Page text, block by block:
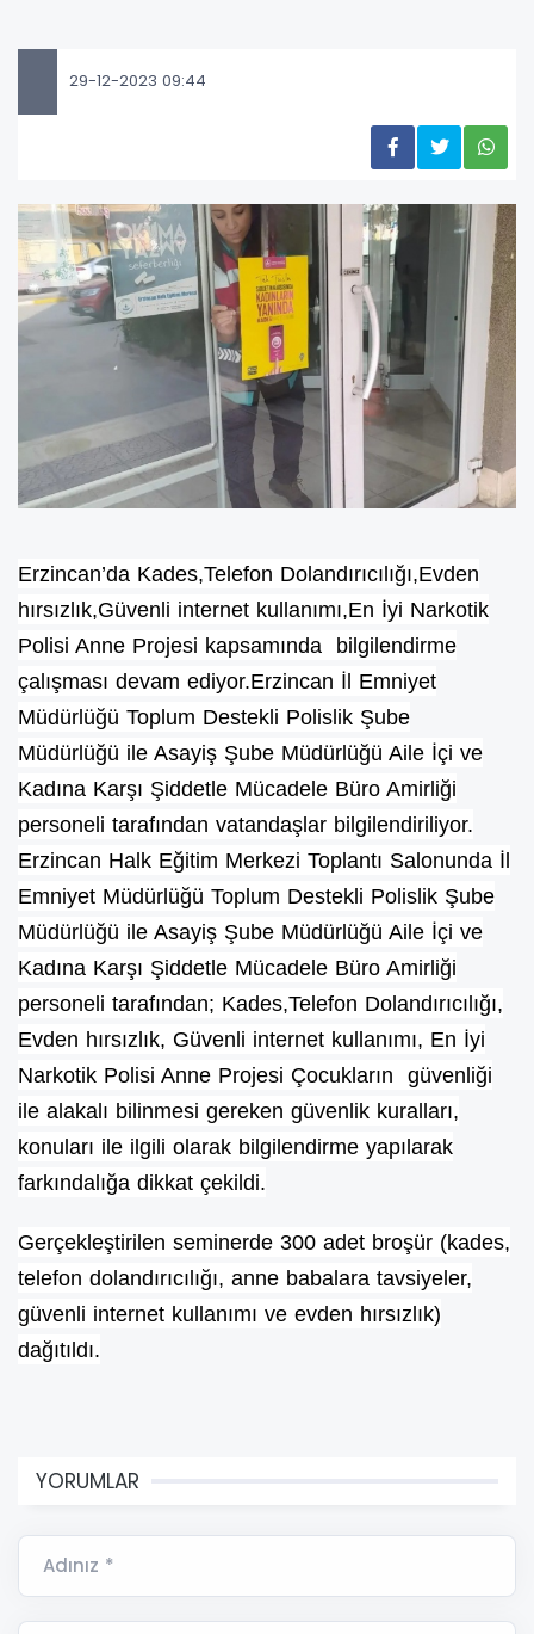
29-12-2023 09:44
Erzincan’da Kades,Telefon Dolandırıcılığı,Evden
hırsızlık,Güvenli internet kullanımı,En İyi Narkotik
Polisi Anne Projesi kapsamında bilgilendirme
çalışması devam ediyor.Erzincan İl Emniyet
Müdürlüğü Toplum Destekli Polislik Şube
Müdürlüğü ile Asayiş Şube Müdürlüğü Aile İçi ve
Kadına Karşı Şiddetle Mücadele Büro Amirliği
personeli tarafından vatandaşlar bilgilendiriliyor.
Erzincan Halk Eğitim Merkezi Toplantı Salonunda İl
Emniyet Müdürlüğü Toplum Destekli Polislik Şube
Müdürlüğü ile Asayiş Şube Müdürlüğü Aile İçi ve
Kadına Karşı Şiddetle Mücadele Büro Amirliği
personeli tarafından; Kades,Telefon Dolandırıcılığı,
Evden hırsızlık, Güvenli internet kullanımı, En İyi
Narkotik Polisi Anne Projesi Çocukların güvenliği
ile alakalı bilinmesi gereken güvenlik kuralları,
konuları ile ilgili olarak bilgilendirme yapılarak
farkındalığa dikkat çekildi.
Gerçekleştirilen seminerde 300 adet broşür (kades,
telefon dolandırıcılığı, anne babalara tavsiyeler,
güvenli internet kullanımı ve evden hırsızlık)
dağıtıldı.
YORUMLAR
Adınız *